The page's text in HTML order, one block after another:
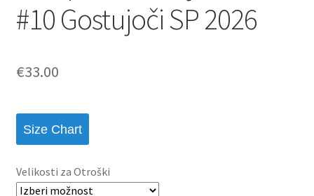
#10 Gostujoči SP 2026
€33.00
Size Chart
Velikosti za Otroški